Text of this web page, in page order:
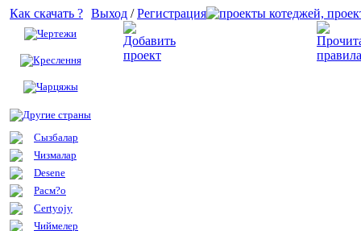
Как скачать ?
Чертежи
Креслення
Чарцяжы
Другие страны
Сызбалар
Чизмалар
Desene
Расм?о
Certyojy
Чиймелер
Выход /Регистрация